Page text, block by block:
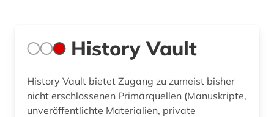
History Vault
History Vault bietet Zugang zu zumeist bisher
nicht erschlossenen Primärquellen (Manuskripte,
unveröffentlichte Materialien, private